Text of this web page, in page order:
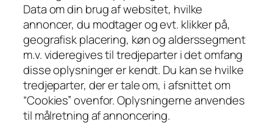
Data om din brug af websitet, hvilke
annoncer, du modtager og evt. klikker på,
geografisk placering, køn og alderssegment
m.v. videregives til tredjeparter i det omfang
disse oplysninger er kendt. Du kan se hvilke
tredjeparter, der er tale om, i afsnittet om
“Cookies” ovenfor. Oplysningerne anvendes
til målretning af annoncering.